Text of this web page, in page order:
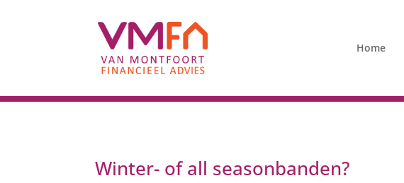
Home
Winter- of all seasonbanden?